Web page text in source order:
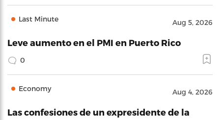
Last Minute Aug 5, 2026
Leve aumento en el PMI en Puerto Rico
0
Economy Aug 4, 2026
Las confesiones de un expresidente de la